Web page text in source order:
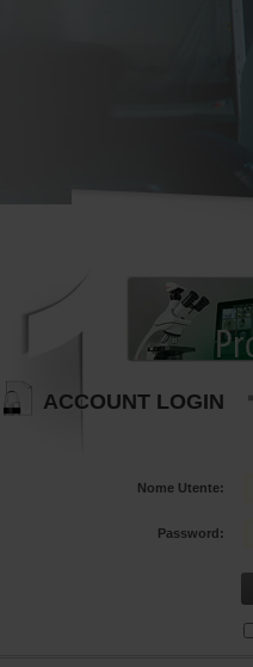
ACCOUNT LOGIN
Nome Utente:
Password: